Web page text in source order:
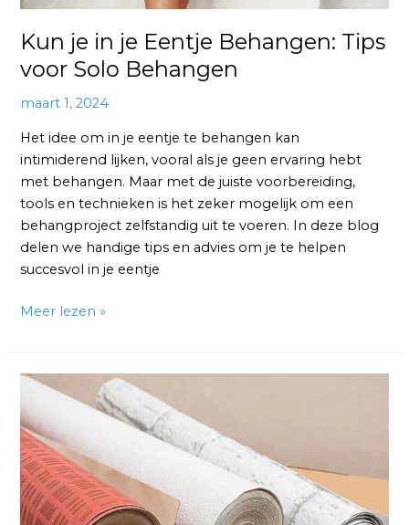
Kun je in je Eentje Behangen: Tips
voor Solo Behangen
maart 1, 2024
Het idee om in je eentje te behangen kan
intimiderend lijken, vooral als je geen ervaring hebt
met behangen. Maar met de juiste voorbereiding,
tools en technieken is het zeker mogelijk om een
behangproject zelfstandig uit te voeren. In deze blog
delen we handige tips en advies om je te helpen
succesvol in je eentje
Meer lezen »
Hoeveel
Behangen
met
Één
Rol
Vliesbehang?